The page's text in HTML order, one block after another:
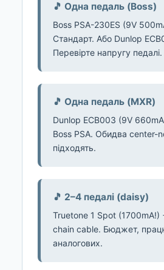
🎵 Одна педаль (Boss)
Boss PSA-230ES (9V
Стандарт. Або Dunlop
Перевірте напругу педалі.
🎵 Одна педаль (MXR)
Dunlop ECB003 (9V
Boss PSA. Обидва center-
підходять.
🎵 2–4 педалі (daisy)
Truetone 1 Spot (1700mA!)
chain cable. Бюджет,
аналогових.